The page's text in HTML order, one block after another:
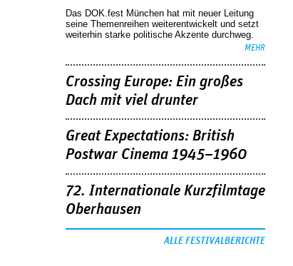
Das DOK.fest München hat mit neuer Leitung
seine Themenreihen weiterentwickelt und setzt
weiterhin starke politische Akzente durchweg.
MEHR
Crossing Europe: Ein großes
Dach mit viel drunter
Great Expectations: British
Postwar Cinema 1945–1960
72. Internationale Kurzfilmtage
Oberhausen
ALLE FESTIVALBERICHTE